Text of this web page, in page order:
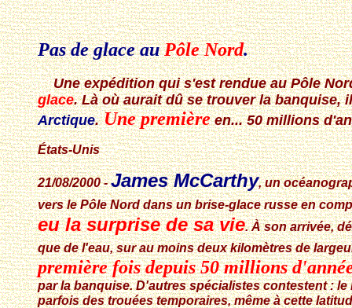
Pas de glace auPôle Nord.
Une expédition qui s'est rendue au Pôle
glace. Là où aurait dû se trouver la banquise,
Arctique.Une premièreen... 50 millions
États-Unis
21/08/2000 -James McCarthy, un
vers le Pôle Nord dans un brise-glace russe en
eu la surprise de sa vie. À son arrivée,
que de l'eau, sur au moins deux kilomètres de
première fois depuis 50 millions
par la banquise. D'autres spécialistes contestent :
parfois des trouées temporaires, même à cette